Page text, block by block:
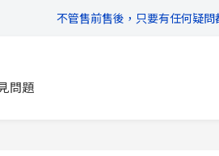
\ 超商滿$399免運!宅配
不管售前售後，只要有任何疑
問題